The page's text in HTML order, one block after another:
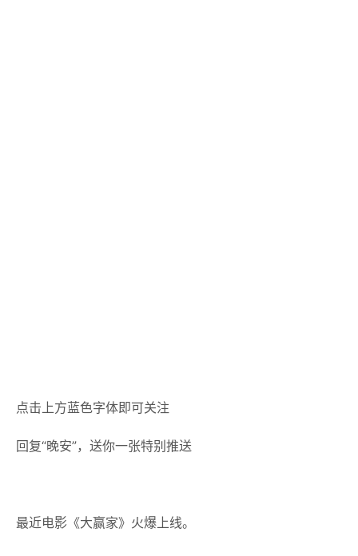
点击上方蓝色字体即可关注
回复“晚安”，送你一张特别推送
最近电影《大赢家》火爆上线。